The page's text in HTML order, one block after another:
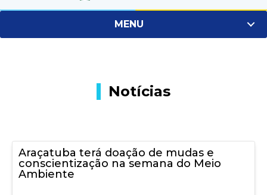
MENU
Notícias
Araçatuba terá doação de mudas e
conscientização na semana do Meio
Ambiente